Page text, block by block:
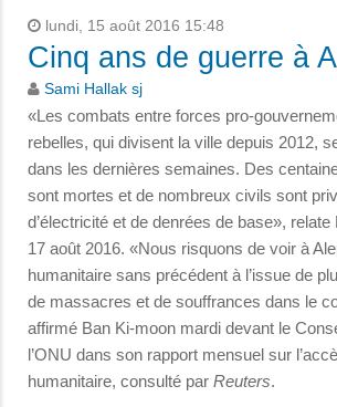
lundi, 15 août 2016 15:48
Cinq ans de guerre à
Sami Hallak sj
«Les combats entre forces pro-
rebelles, qui divisent la ville depuis 2012,
dans les dernières semaines. Des
sont mortes et de nombreux civils sont
d’électricité et de denrées de base»,
17 août 2016. «Nous risquons de voir à
humanitaire sans précédent à l’issue de
de massacres et de souffrances dans le
affirmé Ban Ki-moon mardi devant le
l’ONU dans son rapport mensuel sur
humanitaire, consulté par Reuters.